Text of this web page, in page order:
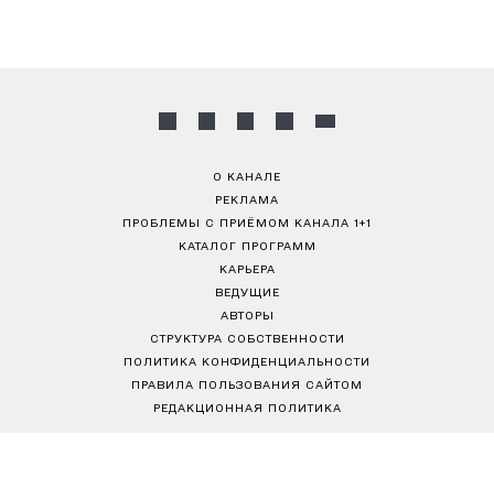
О КАНАЛЕ
РЕКЛАМА
ПРОБЛЕМЫ С ПРИЁМОМ КАНАЛА 1+1
КАТАЛОГ ПРОГРАММ
КАРЬЕРА
ВЕДУЩИЕ
АВТОРЫ
СТРУКТУРА СОБСТВЕННОСТИ
ПОЛИТИКА КОНФИДЕНЦИАЛЬНОСТИ
ПРАВИЛА ПОЛЬЗОВАНИЯ САЙТОМ
РЕДАКЦИОННАЯ ПОЛИТИКА